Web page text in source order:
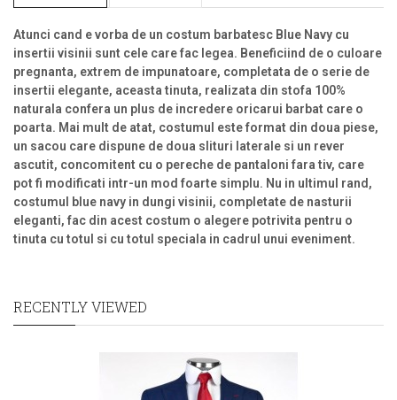
Atunci cand e vorba de un costum barbatesc Blue Navy cu
insertii visinii sunt cele care fac legea. Beneficiind de o culoare
pregnanta, extrem de impunatoare, completata de o serie de
insertii elegante, aceasta tinuta, realizata din stofa 100%
naturala confera un plus de incredere oricarui barbat care o
poarta. Mai mult de atat, costumul este format din doua piese,
un sacou care dispune de doua slituri laterale si un rever
ascutit, concomitent cu o pereche de pantaloni fara tiv, care
pot fi modificati intr-un mod foarte simplu. Nu in ultimul rand,
costumul blue navy in dungi visinii, completate de nasturii
eleganti, fac din acest costum o alegere potrivita pentru o
tinuta cu totul si cu totul speciala in cadrul unui eveniment.
RECENTLY VIEWED